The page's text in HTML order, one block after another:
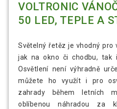
VOLTRONIC
50 LED, TEPLE A
Světelný řetěz je vhodný pro
jak na okno či chodbu, tak
Osvětlení není výhradně
můžete ho využít i pro
zahrady během letních
oblíbenou náhradou za